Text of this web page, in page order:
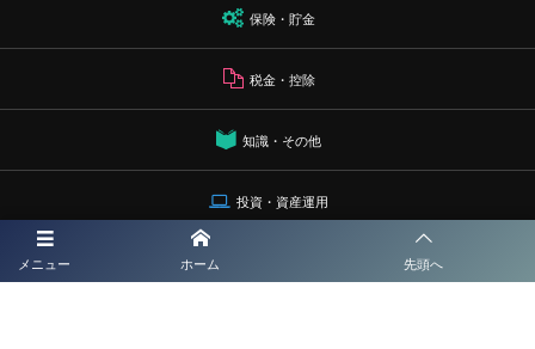
メニュー ホーム 先頭へ
保険・貯金
税金・控除
知識・その他
投資・資産運用
プライバシーポリシー